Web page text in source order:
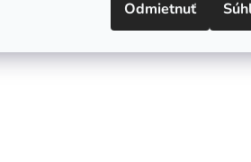
Odmietnuť